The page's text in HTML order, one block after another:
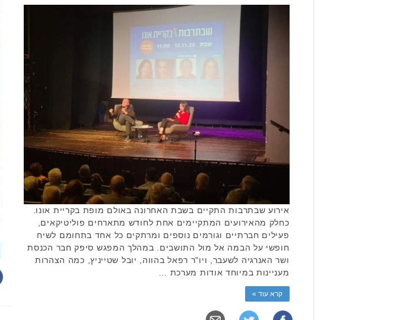
אירוע שבתרבות התקיים בשבת האחרונה באולם מופת בקריית אונו.
כחלק מהאירועים המתקיימים אחת לחודש מתארחים פוליטיקאים,
פעילים חברתיים וגורמים נוספים ומרתקים כל אחד בתחומם לשיח
חופשי על הבמה אל מול התושבים. במהלך המפגש סיפק חבר הכנסת
ושר האנרגיה לשעבר, ויו"ר רפאל בהווה, יובל שטייניץ, כמה הצהרות
מעניינות במיוחד אודות מערכת …
קרא עוד »